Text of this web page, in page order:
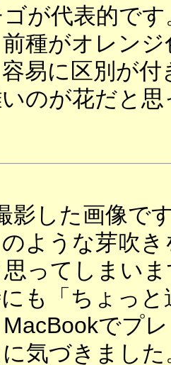
が代表的です
種がオレン
易に区別が付
のが花だと
影した画像で
ような芽吹
ってしまい
も「ちょっ
でプ
気づきました